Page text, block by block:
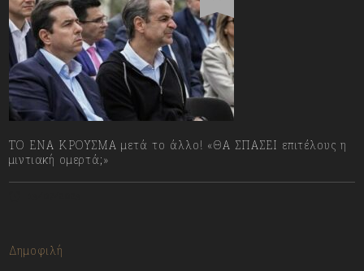
ΤΟ ΕΝΑ ΚΡΟΥΣΜΑ μετά το άλλο! «ΘΑ ΣΠΑΣΕΙ επιτέλους η
μιντιακή ομερτά;»
Δημοφιλή